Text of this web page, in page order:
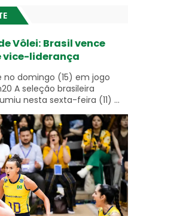
Vôlei: Brasil vence
vice-liderança
no domingo (15) em jogo
A seleção brasileira
nesta sexta-feira (11) ...